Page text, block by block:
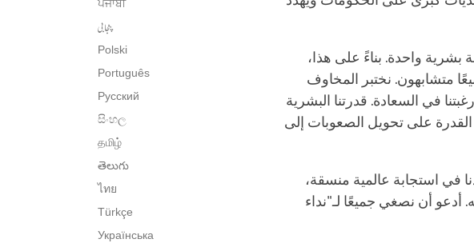
ਪੰਜਾਬੀ
پنجابی
Polski
Português
Русский
සිංහල
தமிழ்
తెలుగు
ไทย
Türkçe
Українська
واحدة. بناءً على هذا،
متشابهون. نختبر المخاوف
في السعادة. قدرتنا البشرية
القدرة على تحويل الصعوبات إلى
في استجابة عالمية منسقة،
أدعو أن نصغي جميعًا لـ"نداء